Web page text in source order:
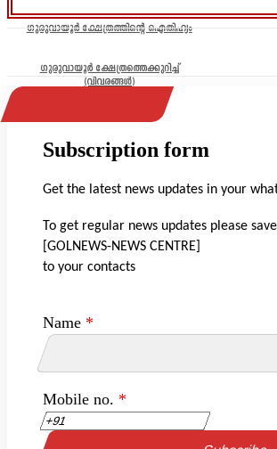
ഗുരുവായൂർ ക്ഷേത്രത്തിന്റെ ഐതിഹ്യം
ഗുരുവായൂർ ക്ഷേത്രത്തെക്കുറിച്ച്
(വിവരങ്ങൾ)
Subscription form
Get the latest news updates in your
To get regular news updates please
[GOLNEWS-NEWS CENTRE]
to your contacts
Name *
Mobile no. *